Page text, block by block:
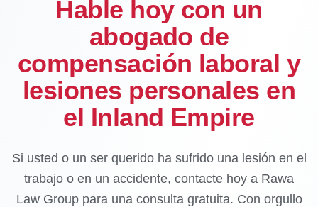
Hable hoy con un
abogado de
compensación laboral y
lesiones personales en
el Inland Empire
Si usted o un ser querido ha sufrido una lesión en el
trabajo o en un accidente, contacte hoy a Rawa
Law Group para una consulta gratuita. Con orgullo